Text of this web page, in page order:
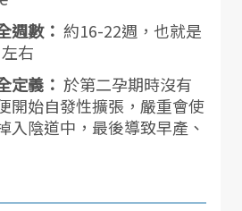
週數： 約16-22週，也就是
右
定義： 於第二孕期時沒有
開始自發性擴張，嚴重會使
入陰道中，最後導致早產、